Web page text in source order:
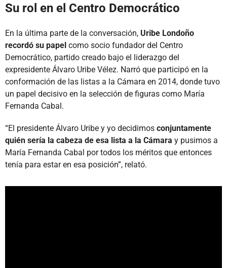
Su rol en el Centro Democrático
En la última parte de la conversación, Uribe Londoño
recordó su papel como socio fundador del Centro
Democrático, partido creado bajo el liderazgo del
expresidente Álvaro Uribe Vélez. Narró que participó en la
conformación de las listas a la Cámara en 2014, donde tuvo
un papel decisivo en la selección de figuras como María
Fernanda Cabal.
“El presidente Álvaro Uribe y yo decidimos conjuntamente
quién sería la cabeza de esa lista a la Cámara y pusimos a
María Fernanda Cabal por todos los méritos que entonces
tenía para estar en esa posición”, relató.